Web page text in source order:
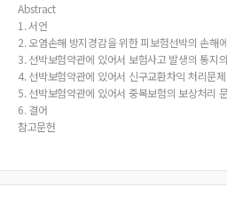
Abstract
1. 서언
2. 오염손해 방지경감을 위한 피보험선박의 손해
3. 선박보험약관에 있어서 보험사고 발생의 통지
4. 선박보험약관에 있어서 신구교환차익 처리문제
5. 선박보험약관에 있어서 중복보험의 보상처리
6. 결어
참고문헌